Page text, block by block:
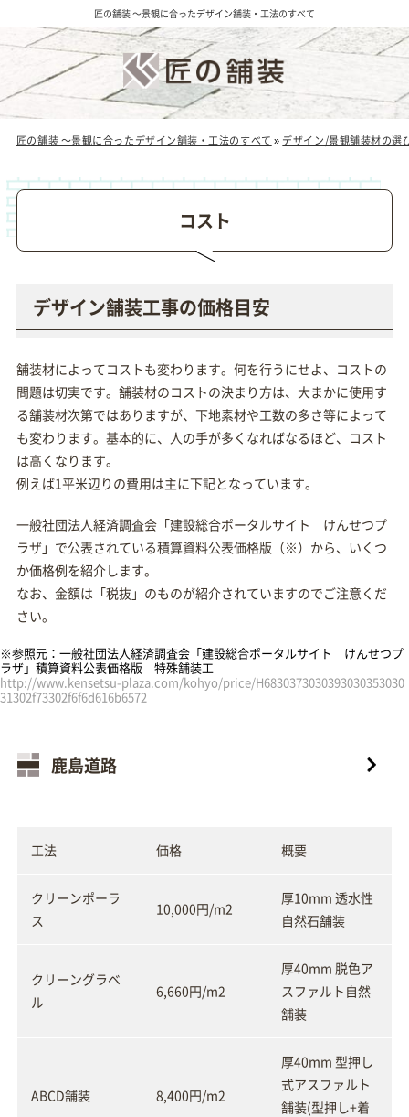
匠の舗装 ～景観に合ったデザイン舗装・工法のすべて
匠の舗装 ～景観に合ったデザイン舗装・工法のすべて » デザイン/景観舗装材の選
コスト
デザイン舗装工事の価格目安
舗装材によってコストも変わります。何を行うにせよ、コストの
問題は切実です。舗装材のコストの決まり方は、大まかに使用す
る舗装材次第ではありますが、下地素材や工数の多さ等によって
も変わります。基本的に、人の手が多くなればなるほど、コスト
は高くなります。
例えば1平米辺りの費用は主に下記となっています。
一般社団法人経済調査会「建設総合ポータルサイト けんせつプ
ラザ」で公表されている積算資料公表価格版（※）から、いくつ
か価格例を紹介します。
なお、金額は「税抜」のものが紹介されていますのでご注意くだ
さい。
※参照元：一般社団法人経済調査会「建設総合ポータルサイト けんせつプ
ラザ」積算資料公表価格版 特殊舗装工
http://www.kensetsu-plaza.com/kohyo/price/H6830373030393030353030
31302f73302f6f6d616b6572
鹿島道路
工法 価格 概要
クリーンポーラ
ス
10,000円/m2
厚10mm 透水性
自然石舗装
クリーングラベ
ル
6,660円/m2
厚40mm 脱色ア
スファルト自然
舗装
ABCD舗装 8,400円/m2
厚40mm 型押し
式アスファルト
舗装(型押し+着